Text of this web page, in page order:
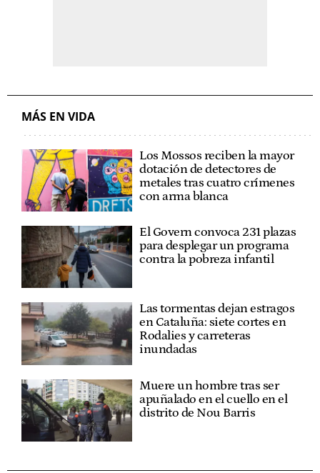
MÁS EN VIDA
Los Mossos reciben la mayor
dotación de detectores de
metales tras cuatro crímenes
con arma blanca
El Govern convoca 231 plazas
para desplegar un programa
contra la pobreza infantil
Las tormentas dejan estragos
en Cataluña: siete cortes en
Rodalies y carreteras
inundadas
Muere un hombre tras ser
apuñalado en el cuello en el
distrito de Nou Barris